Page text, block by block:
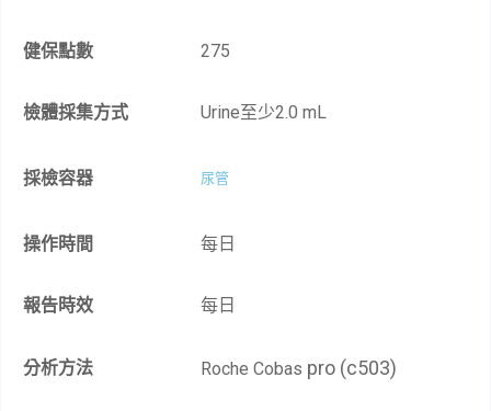
健保點數 275
檢體採集方式 Urine至少2.0 mL
採檢容器 尿管
操作時間 每日
報告時效 每日
分析方法 Roche Cobas pro (c503)